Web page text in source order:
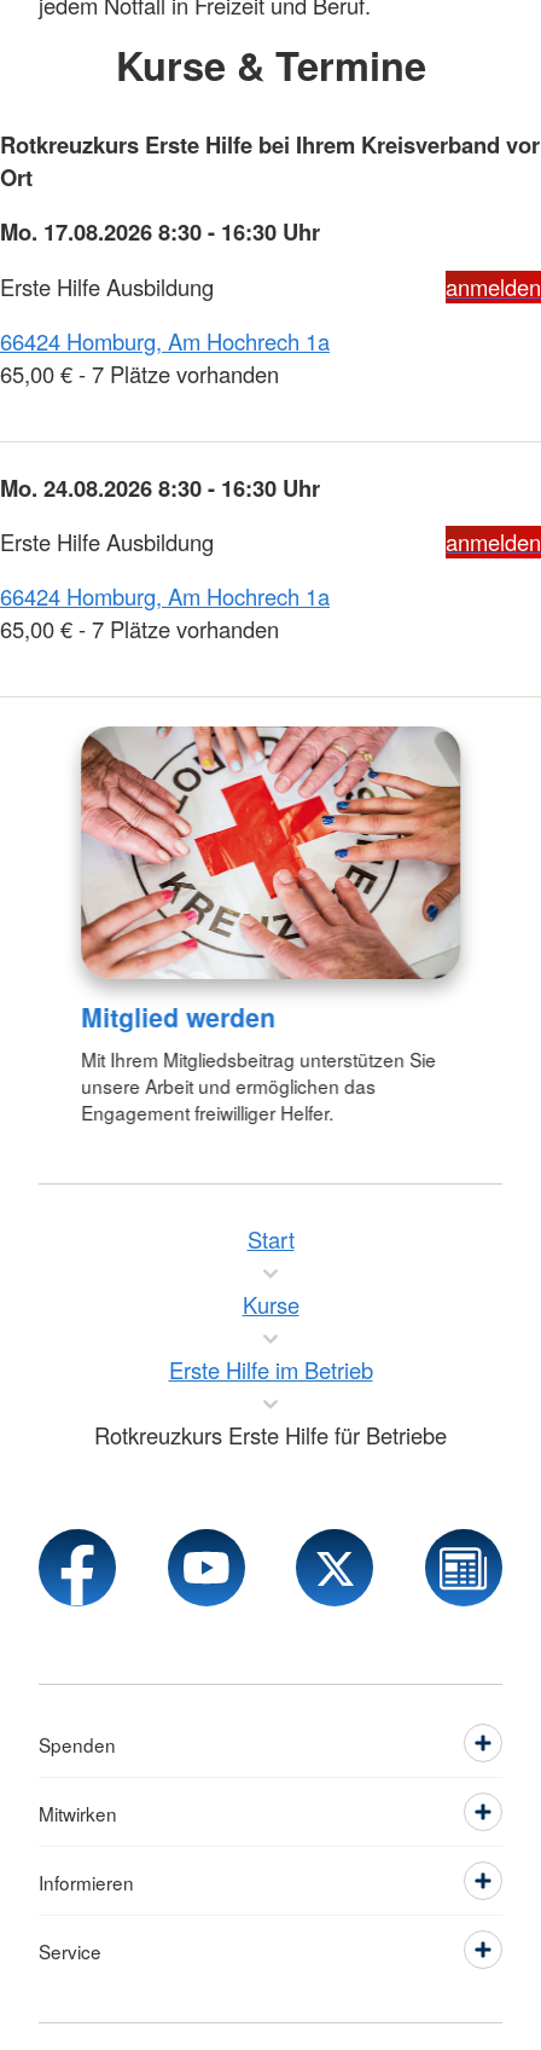
Kurse & Termine
Rotkreuzkurs Erste Hilfe bei Ihrem Kreisverband vor
Ort
Mo. 17.08.2026 8:30 - 16:30 Uhr
Erste Hilfe Ausbildung
anmelden
66424 Homburg, Am Hochrech 1a
65,00 € - 7 Plätze vorhanden
Mo. 24.08.2026 8:30 - 16:30 Uhr
Erste Hilfe Ausbildung
anmelden
66424 Homburg, Am Hochrech 1a
65,00 € - 7 Plätze vorhanden
Mitglied werden
Mit Ihrem Mitgliedsbeitrag unterstützen Sie
unsere Arbeit und ermöglichen das
Engagement freiwilliger Helfer.
Start
Kurse
Erste Hilfe im Betrieb
Rotkreuzkurs Erste Hilfe für Betriebe
Spenden
Mitwirken
Informieren
Service